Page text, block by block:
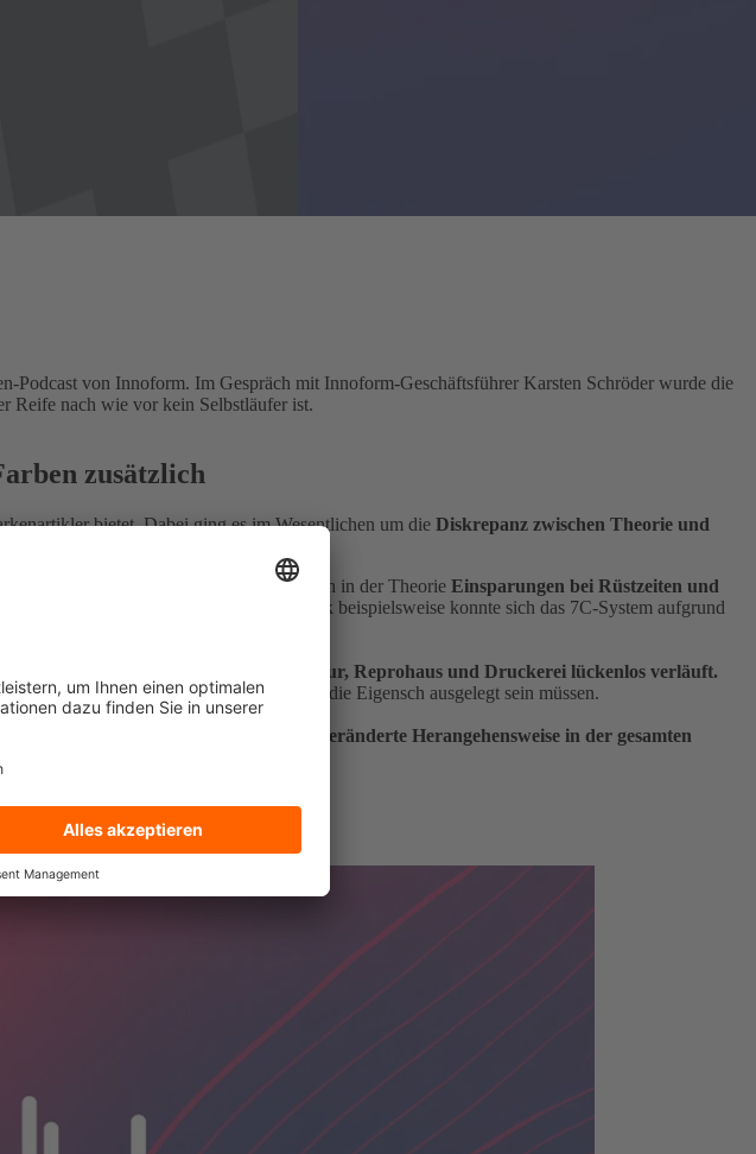
von Innoform. Im Gespräch mit Innoform-Geschäftsführer Karsten Schröder wurde die
Reife nach wie vor kein Selbstläufer ist.
zusätzlich
bietet. Dabei ging es im Wesentlichen um die Diskrepanz zwischen Theorie und
überflüssig machen. Während dadurch in der Theorie Einsparungen bei Rüstzeiten und
im Flexodruck. Im Offsetdruck beispielsweise konnte sich das 7C-System aufgrund
Abstimmung zwischen Design-Agentur, Reprohaus und Druckerei lückenlos verläuft.
bis zumSet-Up der Druckmaschine für die Eigensch ausgelegt sein müssen.
veränderte Herangehensweise in der gesamten
Podcastfolge